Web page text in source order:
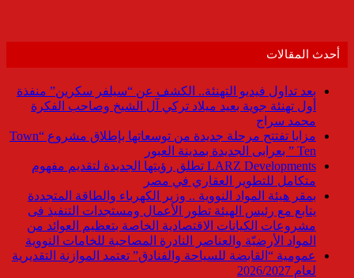
أحدث المقالات
بعد تداول فيديو التهنئة.. الكشف عن “سيلفر سكرين” منفذة
أول تهنئة جوية بعيد ميلاد تركي آل الشيخ وصاحب الفكرة
محمد سراج
مزايا تفتتح مرحلة جديدة من توسعاتها بإطلاق مشروع “Town
Ten ” بعرابى الجديدة بمدينة العبور
LARZ Developments تطلق رؤيتها الجديدة لتقديم مفهوم
متكامل للتطوير العقاري في مصر
بمقر هيئة المواد النووية .. وزير الكهرباء والطاقة المتجددة
يتابع مع رئيس الهيئة تطور الأعمال ومستجدات التنفيذ فى
مشروعات الكيانات الاقتصادية الخاصة بتعظيم العوائد من
المواد الأرضيّة والعناصر النادرة المصاحبة للخامات النووية
عمومية “القابضة للسياحة والفنادق” تعتمد الموازنة التقديرية
لعام 2026/2027